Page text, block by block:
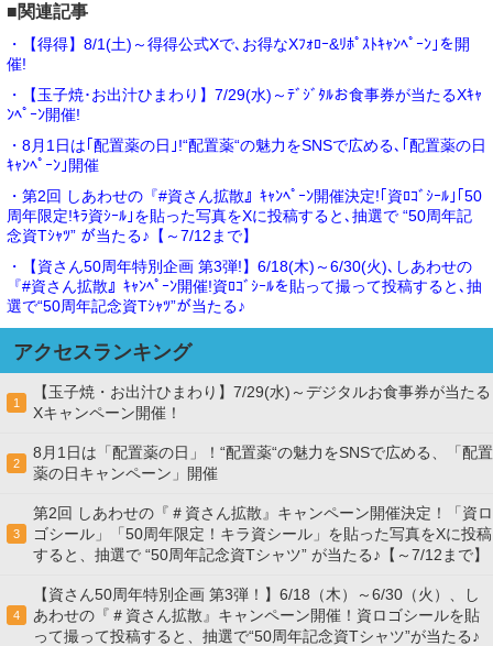
■関連記事
・【得得】8/1(土)～得得公式Xで､お得なXﾌｫﾛｰ&ﾘﾎﾟｽﾄｷｬﾝﾍﾟｰﾝ｣を開
催!
・【玉子焼･お出汁ひまわり】7/29(水)～ﾃﾞｼﾞﾀﾙお食事券が当たるXｷｬ
ﾝﾍﾟｰﾝ開催!
・8月1日は｢配置薬の日｣!“配置薬“の魅力をSNSで広める､｢配置薬の日
ｷｬﾝﾍﾟｰﾝ｣開催
・第2回 しあわせの『#資さん拡散』ｷｬﾝﾍﾟｰﾝ開催決定!｢資ﾛｺﾞｼｰﾙ｣｢50
周年限定!ｷﾗ資ｼｰﾙ｣を貼った写真をXに投稿すると､抽選で “50周年記
念資Tｼｬﾂ” が当たる♪【～7/12まで】
・【資さん50周年特別企画 第3弾!】6/18(木)～6/30(火)､しあわせの
『#資さん拡散』ｷｬﾝﾍﾟｰﾝ開催!資ﾛｺﾞｼｰﾙを貼って撮って投稿すると､抽
選で“50周年記念資Tｼｬﾂ”が当たる♪
アクセスランキング
1
【玉子焼・お出汁ひまわり】7/29(水)～デジタルお食事券が当たる
Xキャンペーン開催！
2
8月1日は「配置薬の日」！“配置薬“の魅力をSNSで広める、「配置
薬の日キャンペーン」開催
3
第2回 しあわせの『＃資さん拡散』キャンペーン開催決定！「資ロ
ゴシール」「50周年限定！キラ資シール」を貼った写真をXに投稿
すると、抽選で “50周年記念資Tシャツ” が当たる♪【～7/12まで】
4
【資さん50周年特別企画 第3弾！】6/18（木）～6/30（火）、し
あわせの『＃資さん拡散』キャンペーン開催！資ロゴシールを貼
って撮って投稿すると、抽選で“50周年記念資Tシャツ”が当たる♪